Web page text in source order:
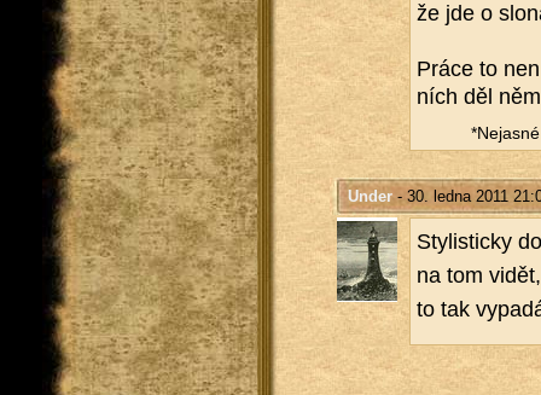
že jde o
Práce to
ních děl
Under- 30. ledna 2011
Sty­lis­tic­ky
na tom
to tak